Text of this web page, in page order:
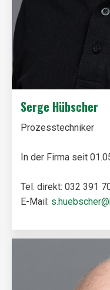
Serge Hübscher
Prozesstechniker
In der Firma seit
Tel. direkt: 032 391
E-Mail: